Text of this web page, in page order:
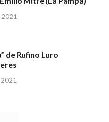
de Rufino Luro